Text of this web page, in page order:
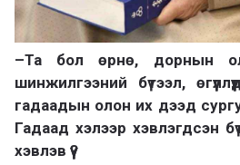
–Та бол өрнө, дорнын
шинжилгээний бүтээл,
гадаадын олон их дээд
Гадаад хэлээр хэвлэгдсэн
хэвлэв үү?